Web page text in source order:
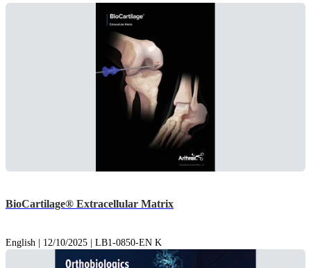
BioCartilage® Extracellular Matrix
English | 12/10/2025 | LB1-0850-EN K